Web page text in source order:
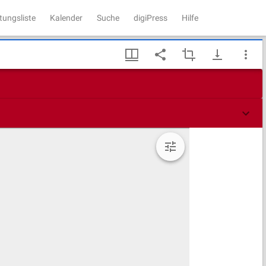
Kalender Suche digiPress Hilfe